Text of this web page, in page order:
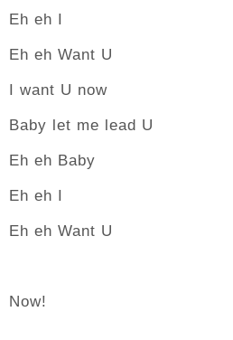
Eh eh I
Eh eh Want U
I want U now
Baby let me lead U
Eh eh Baby
Eh eh I
Eh eh Want U
Now!